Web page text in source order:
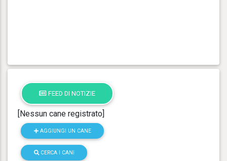
FEED DI NOTIZIE
[Nessun cane registrato]
AGGIUNGI UN CANE
CERCA I CANI